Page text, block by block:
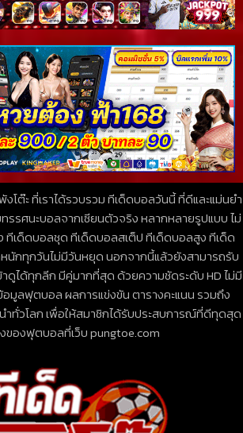
งโต๊ะ ที่เราได้รวบรวม ทีเด็ดบอลวันนี้ ที่ดีและแม่นยำ
รศนะบอลจากเซียนตัวจริง หลากหลายรูปแบบ ไม่
ทีเด็ดบอลชุด ทีเด็ดบอลสเต็ป ทีเด็ดบอลสูง ทีเด็ด
นักทุกวันไม่มีวันหยุด นอกจากนี้แล้วยังสามารถรับ
ดูได้ทุกลีก มีคู่มากที่สุด ด้วยความชัดระดับ HD ไม่มี
มูลฟุตบอล ผลการแข่งขัน ตารางคะแนน รวมถึง
ำทั่วโลก เพื่อให้สมาชิกได้รับประสบการณ์ที่ดีทุดสุด
งของฟุตบอลที่เว็บ pungtoe.com